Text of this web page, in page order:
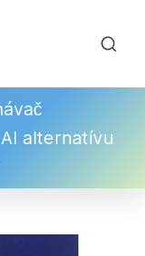
alternatívu